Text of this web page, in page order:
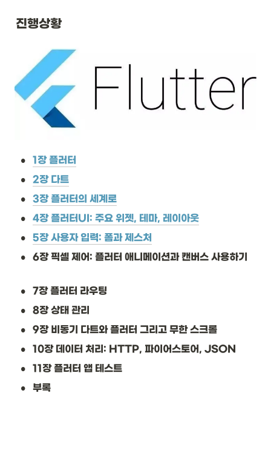
진행상황
• 1장 플러터
• 2장 다트
• 3장 플러터의 세계로
• 4장 플러터UI: 주요 위젯, 테마, 레이아웃
• 5장 사용자 입력: 폼과 제스처
• 6장 픽셀 제어: 플러터 애니메이션과 캔버스 사용하기
• 7장 플러터 라우팅
• 8장 상태 관리
• 9장 비동기 다트와 플러터 그리고 무한 스크롤
• 10장 데이터 처리: HTTP, 파이어스토어, JSON
• 11장 플러터 앱 테스트
• 부록